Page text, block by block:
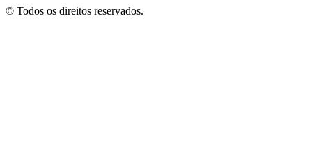
© Todos os direitos reservados.